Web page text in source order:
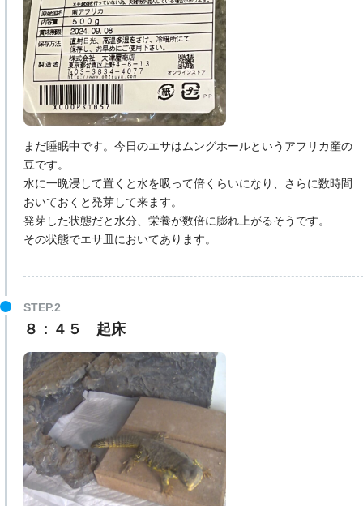
まだ睡眠中です。今日のエサはムングホールというアフリカ産の
豆です。
水に一晩浸して置くと水を吸って倍くらいになり、さらに数時間
おいておくと発芽して来ます。
発芽した状態だと水分、栄養が数倍に膨れ上がるそうです。
その状態でエサ皿においてあります。
８：４５ 起床